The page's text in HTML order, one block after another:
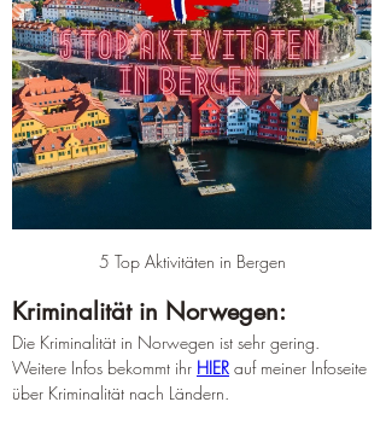
5 Top Aktivitäten in Bergen
Kriminalität in Norwegen:
Die Kriminalität in Norwegen ist sehr gering.
Weitere Infos bekommt ihr HIER auf meiner Infoseite
über Kriminalität nach Ländern.